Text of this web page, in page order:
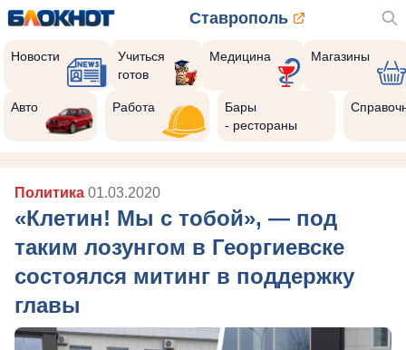
Ставрополь
Новости
Учиться
готов
Медицина Магазины
Авто Работа
Бары
- рестораны
Политика 01.03.2020
«Клетин! Мы с тобой», — под
таким лозунгом в Георгиевске
состоялся митинг в поддержку
главы